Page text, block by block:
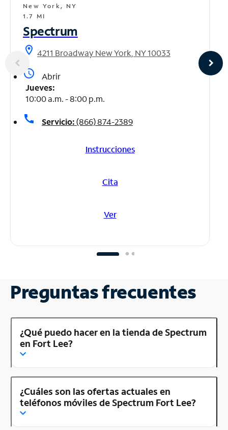
New York, NY
1.7 MI
Spectrum
location_on 4211 Broadway New York, NY 10033
access_time
Abrir
Jueves:
10:00 a.m. - 8:00 p.m.
call Servicio:(866) 874-2389
Instrucciones
Cita
Ver
Preguntas frecuentes
¿Qué puedo hacer en la tienda de Spectrum
en Fort Lee?
¿Cuáles son las ofertas actuales en
teléfonos móviles de Spectrum Fort Lee?